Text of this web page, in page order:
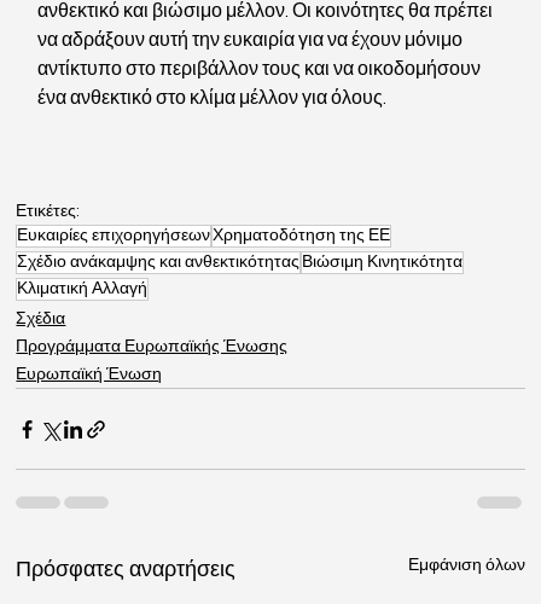
ανθεκτικό και βιώσιμο μέλλον. Οι κοινότητες θα πρέπει
να αδράξουν αυτή την ευκαιρία για να έχουν μόνιμο
αντίκτυπο στο περιβάλλον τους και να οικοδομήσουν
ένα ανθεκτικό στο κλίμα μέλλον για όλους.
Ετικέτες:
Ευκαιρίες επιχορηγήσεωνΧρηματοδότηση της ΕΕ
Σχέδιο ανάκαμψης και ανθεκτικότητας Βιώσιμη Κινητικότητα
Κλιματική Αλλαγή
Σχέδια
Προγράμματα Ευρωπαϊκής Ένωσης
Ευρωπαϊκή Ένωση
Πρόσφατες αναρτήσεις Εμφάνιση όλων